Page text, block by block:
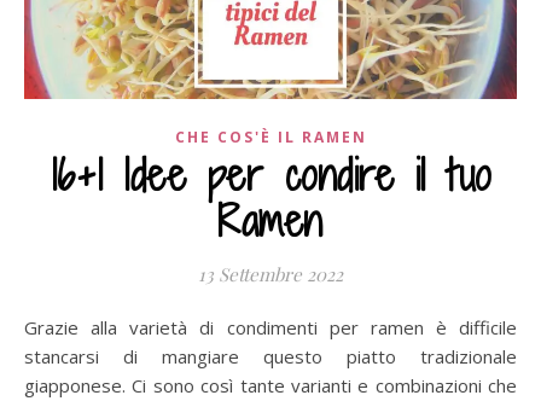
CHE COS'È IL RAMEN
16+1 Idee per condire il tuo
Ramen
13 Settembre 2022
Grazie alla varietà di condimenti per ramen è difficile
stancarsi di mangiare questo piatto tradizionale
giapponese. Ci sono così tante varianti e combinazioni che